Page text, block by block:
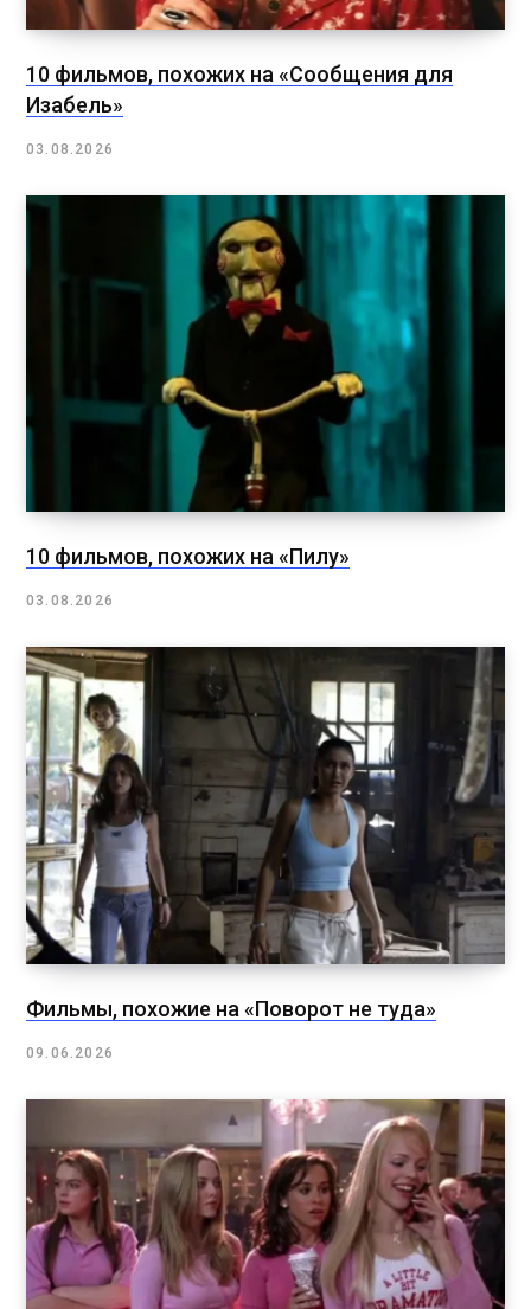
10 фильмов, похожих на «Сообщения для
Изабель»
03.08.2026
10 фильмов, похожих на «Пилу»
03.08.2026
Фильмы, похожие на «Поворот не туда»
09.06.2026